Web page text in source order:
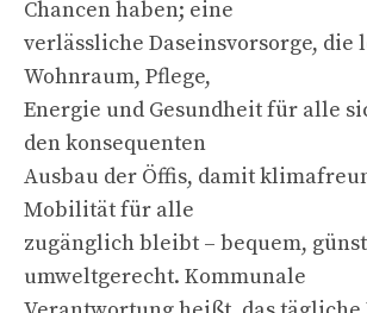
Chancen haben; eine
verlässliche Daseinsvorsorge, die
Wohnraum, Pflege,
Energie und Gesundheit für alle
den konsequenten
Ausbau der Öffis, damit
Mobilität für alle
zugänglich bleibt – bequem,
umweltgerecht. Kommunale